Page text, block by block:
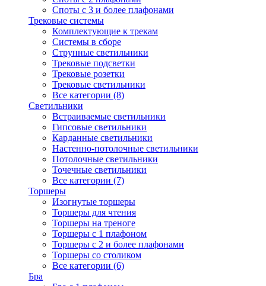
Споты с 3 и более плафонами
Трековые системы
Комплектующие к трекам
Системы в сборе
Струнные светильники
Трековые подсветки
Трековые розетки
Трековые светильники
Все категории (8)
Светильники
Встраиваемые светильники
Гипсовые светильники
Карданные светильники
Настенно-потолочные светильники
Потолочные светильники
Точечные светильники
Все категории (7)
Торшеры
Изогнутые торшеры
Торшеры для чтения
Торшеры на треноге
Торшеры с 1 плафоном
Торшеры с 2 и более плафонами
Торшеры со столиком
Все категории (6)
Бра